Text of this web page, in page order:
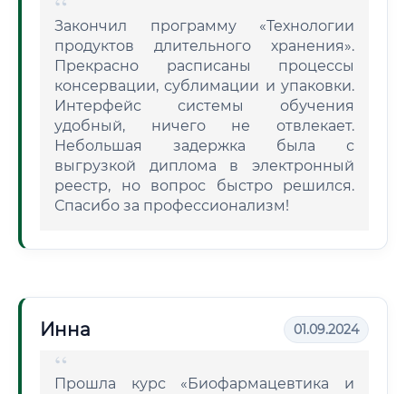
Закончил программу «Технологии
продуктов длительного хранения».
Прекрасно расписаны процессы
консервации, сублимации и упаковки.
Интерфейс системы обучения
удобный, ничего не отвлекает.
Небольшая задержка была с
выгрузкой диплома в электронный
реестр, но вопрос быстро решился.
Спасибо за профессионализм!
Инна 01.09.2024
Прошла курс «Биофармацевтика и